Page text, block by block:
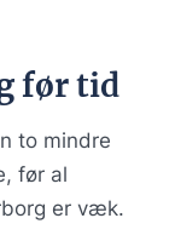
før tid
to mindre
før al
er væk.